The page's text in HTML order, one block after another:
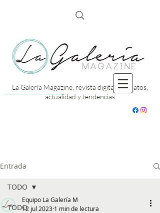
La Galería Magazine, revista digital con datos,
actualidad y tendencias
Entrada
TODO
TODO
Equipo La Galería M
12 jul 2023 1 min de lectura